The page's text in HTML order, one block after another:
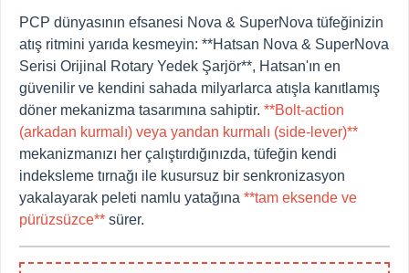
PCP dünyasının efsanesi Nova & SuperNova tüfeğinizin
atış ritmini yarıda kesmeyin: **Hatsan Nova & SuperNova
Serisi Orijinal Rotary Yedek Şarjör**, Hatsan'ın en
güvenilir ve kendini sahada milyarlarca atışla kanıtlamış
döner mekanizma tasarımına sahiptir. **Bolt-action
(arkadan kurmalı) veya yandan kurmalı (side-lever)**
mekanizmanızı her çalıştırdığınızda, tüfeğin kendi
indeksleme tırnağı ile kusursuz bir senkronizasyon
yakalayarak peleti namlu yatağına **tam eksende ve
pürüzsüzce** sürer.